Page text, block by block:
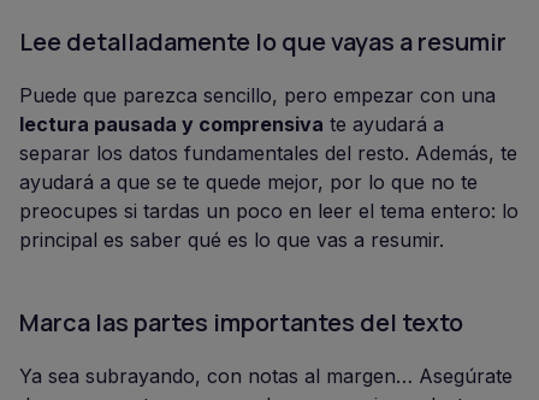
Lee detalladamente lo que vayas a resumir
Puede que parezca sencillo, pero empezar con una
lectura pausada y comprensiva te ayudará a
separar los datos fundamentales del resto. Además, te
ayudará a que se te quede mejor, por lo que no te
preocupes si tardas un poco en leer el tema entero: lo
principal es saber qué es lo que vas a resumir.
Marca las partes importantes del texto
Ya sea subrayando, con notas al margen… Asegúrate